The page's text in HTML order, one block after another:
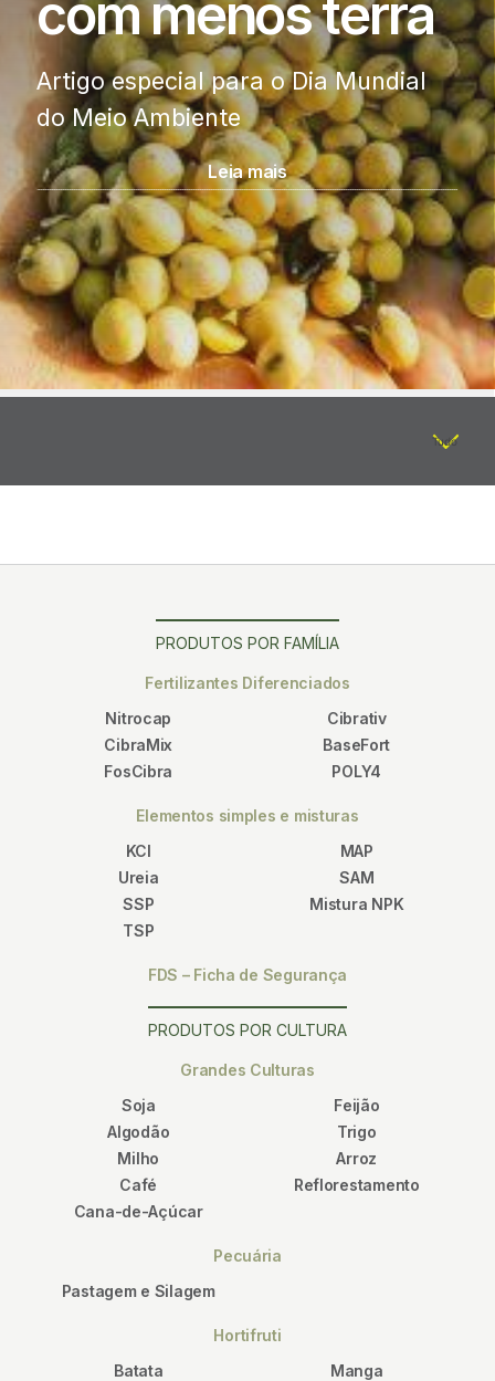
com menos terra
Artigo especial para oDia Mundial
do Meio Ambiente
Leia mais
PRODUTOS POR FAMÍLIA
Fertilizantes Diferenciados
Nitrocap
CibraMix
FosCibra
Cibrativ
BaseFort
POLY4
Elementos simples e misturas
KCl
Ureia
SSP
TSP
MAP
SAM
Mistura NPK
FDS – Ficha de Segurança
PRODUTOS POR CULTURA
Grandes Culturas
Soja
Algodão
Milho
Café
Cana-de-Açúcar
Feijão
Trigo
Arroz
Reflorestamento
Pecuária
Pastagem e Silagem
Hortifruti
Batata
Manga